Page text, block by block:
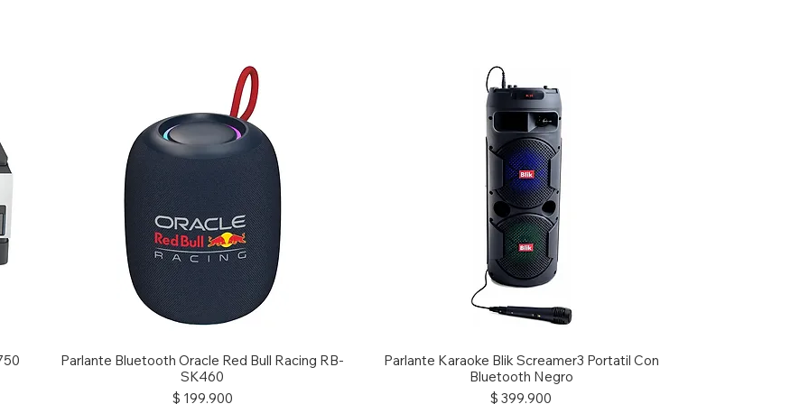
Parlante Bluetooth Oracle Red Bull Racing RB-
SK460
Precio
$ 199.900
Parlante Karaoke Blik Screamer3 Portatil Con
Bluetooth Negro
Precio
$ 399.900